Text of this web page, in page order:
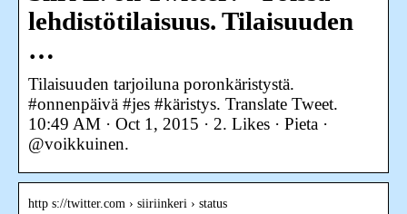
lehdistötilaisuus. Tilaisuuden
…
Tilaisuuden tarjoiluna poronkäristystä.
#onnenpäivä #jes #käristys. Translate Tweet.
10:49 AM · Oct 1, 2015 · 2. Likes · Pieta ·
@voikkuinen.
http s://twitter.com › siiriinkeri › status